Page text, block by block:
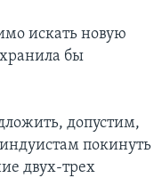
искать новую
бы
допустим,
покинуть
двух-трех